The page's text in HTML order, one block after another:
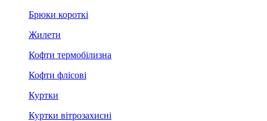
Брюки короткі
Жилети
Кофти термобілизна
Кофти флісові
Куртки
Куртки вітрозахисні